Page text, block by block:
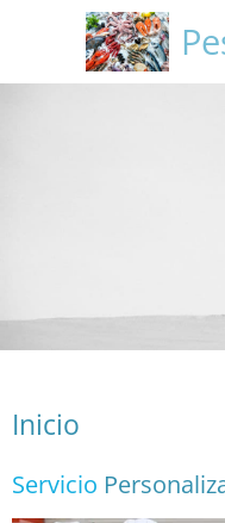
contenido
Inicio
Servicio